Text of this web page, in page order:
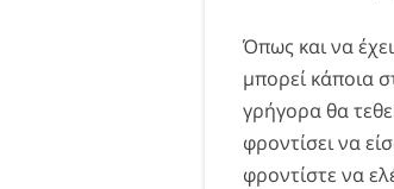
Όπως και να
μπορεί κάποια
γρήγορα θα
φροντίσει να
φροντίστε να